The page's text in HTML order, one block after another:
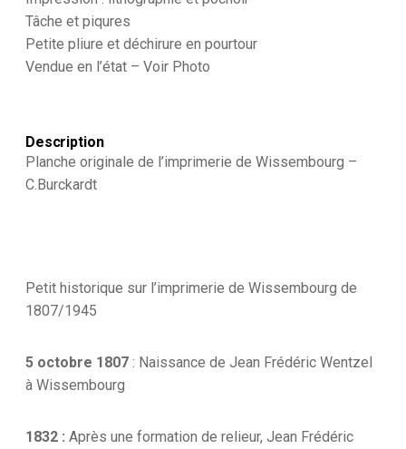
Armée
Angleterre
-
1880
-
Tâche et piqures
Petite pliure et déchirure en pourtour
Vendue en l’état – Voir Photo
Description
Planche originale de l’imprimerie de Wissembourg –
C.Burckardt
Petit historique sur l’imprimerie de Wissembourg de
1807/1945
5 octobre 1807 : Naissance de Jean Frédéric Wentzel
à Wissembourg
1832 : Après une formation de relieur, Jean Frédéric